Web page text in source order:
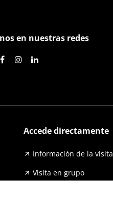
en nuestras redes
Accede directamente
Información de la visita
Visita en grupo